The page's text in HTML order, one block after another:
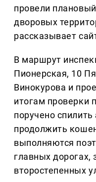
провели
дворовых
рассказывает
В маршрут
Пионерская, 10
Винокурова и
итогам проверки
поручено
продолжить
выполняются
главных дорогах,
второстепенных